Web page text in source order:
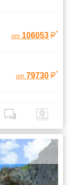
от 106053 *
от 79730 *